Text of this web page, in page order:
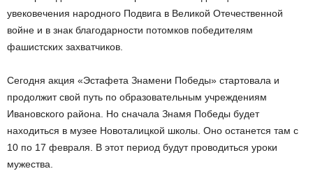
увековечения народного Подвига в Великой Отечественной
войне и в знак благодарности потомков победителям
фашистских захватчиков.
Сегодня акция «Эстафета Знамени Победы» стартовала и
продолжит свой путь по образовательным учреждениям
Ивановского района. Но сначала Знамя Победы будет
находиться в музее Новоталицкой школы. Оно останется там с
10 по 17 февраля. В этот период будут проводиться уроки
мужества.